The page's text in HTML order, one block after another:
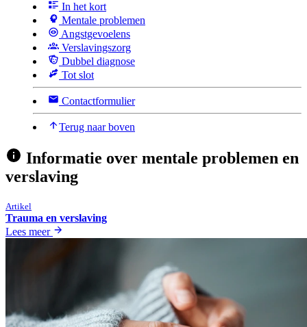
In het kort
Mentale problemen
Angstgevoelens
Verslavingszorg
Dubbel diagnose
Tot slot
Contactformulier
Terug naar boven
Informatie over mentale problemen en
verslaving
Artikel
Trauma en verslaving
Lees meer